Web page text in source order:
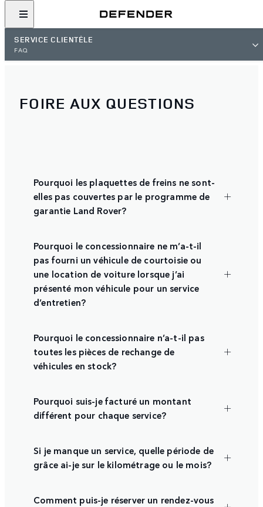
SERVICE CLIENTÈLE
FAQ
FOIRE AUX QUESTIONS
Pourquoi les plaquettes de freins ne sont-
elles pas couvertes par le programme de
garantie Land Rover?
Pourquoi le concessionnaire ne m’a-t-il
pas fourni un véhicule de courtoisie ou
une location de voiture lorsque j’ai
présenté mon véhicule pour un service
d’entretien?
Pourquoi le concessionnaire n’a-t-il pas
toutes les pièces de rechange de
véhicules en stock?
Pourquoi suis-je facturé un montant
différent pour chaque service?
Si je manque un service, quelle période de
grâce ai-je sur le kilométrage ou le mois?
Comment puis-je réserver un rendez-vous